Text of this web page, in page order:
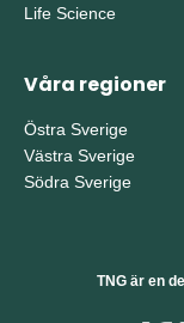
Life Science
Våra regioner
Östra Sverige
Västra Sverige
Södra Sverige
TNG är en